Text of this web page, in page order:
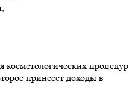
процедур
принесет доходы в